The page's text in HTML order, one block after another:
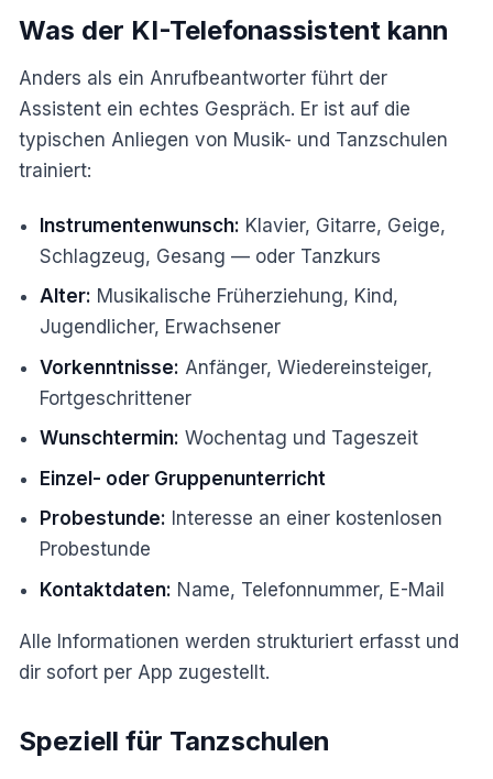
Was der KI-Telefonassistent kann
Anders als ein Anrufbeantworter führt der
Assistent ein echtes Gespräch. Er ist auf die
typischen Anliegen von Musik- und Tanzschulen
trainiert:
Instrumentenwunsch: Klavier, Gitarre, Geige,
Schlagzeug, Gesang — oder Tanzkurs
Alter: Musikalische Früherziehung, Kind,
Jugendlicher, Erwachsener
Vorkenntnisse: Anfänger, Wiedereinsteiger,
Fortgeschrittener
Wunschtermin: Wochentag und Tageszeit
Einzel- oder Gruppenunterricht
Probestunde: Interesse an einer kostenlosen
Probestunde
Kontaktdaten: Name, Telefonnummer, E-Mail
Alle Informationen werden strukturiert erfasst und
dir sofort per App zugestellt.
Speziell für Tanzschulen